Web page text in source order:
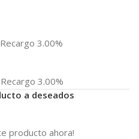
Recargo 3.00%
Recargo 3.00%
a deseados
producto ahora!